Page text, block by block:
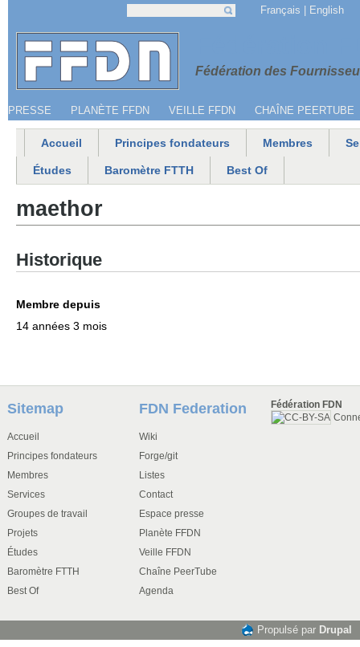
Jump to navigation
Fédération des
Menu secondaire
PRESSE PLANÈTE FFDN VEILLE FFDN CHAÎNE PEERTUBE
Français English
Menu principal
Accueil Principes fondateurs Membres
Études Baromètre FTTH Best Of
maethor
Historique
Membre depuis
14 années 3 mois
Sitemap
Accueil
Principes fondateurs
Membres
Services
Groupes de travail
Projets
Études
Baromètre FTTH
Best Of
FDN Federation
Wiki
Forge/git
Listes
Contact
Espace presse
Planète FFDN
Veille FFDN
Chaîne PeerTube
Agenda
Fédération FDN
Propulsé par Drupal